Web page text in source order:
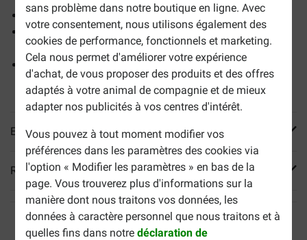
sans problème dans notre boutique en ligne. Avec
votre consentement, nous utilisons également des
cookies de performance, fonctionnels et marketing.
Cela nous permet d'améliorer votre expérience
d'achat, de vous proposer des produits et des offres
adaptés à votre animal de compagnie et de mieux
adapter nos publicités à vos centres d'intérêt.
Vous pouvez à tout moment modifier vos
préférences dans les paramètres des cookies via
l'option « Modifier les paramètres » en bas de la
page. Vous trouverez plus d'informations sur la
manière dont nous traitons vos données, les
données à caractère personnel que nous traitons et à
quelles fins dans notredéclaration de
Des pâtées 100% naturelles et complètes
10 x 3 saveurs différentes à varier (saumon, agneau et
poisson de mer)
Facile à digérer et sain pour tous les amis à quatre
pattes
En savoir plus
Reviews